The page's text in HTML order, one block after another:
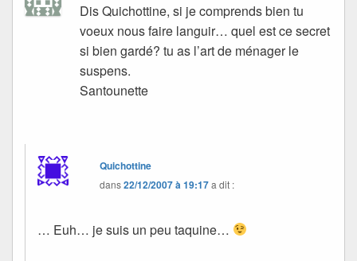
Dis Quichottine, si je comprends bien tu
voeux nous faire languir… quel est ce secret
si bien gardé? tu as l’art de ménager le
suspens.
Santounette
Quichottine
dans22/12/2007 à 19:17a dit :
… Euh… je suis un peu taquine…